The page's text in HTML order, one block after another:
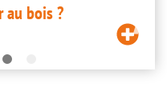
au bois ?